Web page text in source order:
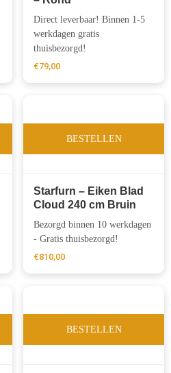
Direct leverbaar! Binnen 1-5
werkdagen gratis
thuisbezorgd!
€79,00
BESTELLEN
Starfurn – Eiken Blad
Cloud 240 cm Bruin
Bezorgd binnen 10 werkdagen
- Gratis thuisbezorgd!
€810,00
BESTELLEN